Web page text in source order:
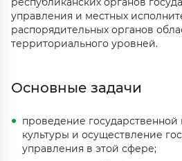
управления и местных
распорядительных органов
территориального уровней.
Основные задачи
проведение
культуры и осуществление
управления в этой сфере;